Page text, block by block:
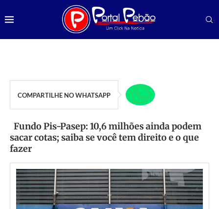
COMPARTILHE NO WHATSAPP
Fundo Pis-Pasep: 10,6 milhões ainda podem
sacar cotas; saiba se você tem direito e o que
fazer